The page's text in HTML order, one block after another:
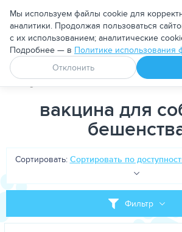
Апоквел Ветмедин
PetDog Теги вакцина для собак от
вакцина для
Фильтр
Сортировать: Сортировать по
Мы используем файлы cookie для
аналитики. Продолжая пользоваться
с их использованием; аналитические
Подробнее — в Политике использования
Отклонить